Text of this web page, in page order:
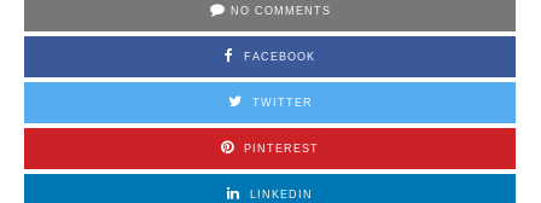
NO COMMENTS
FACEBOOK
TWITTER
PINTEREST
LINKEDIN